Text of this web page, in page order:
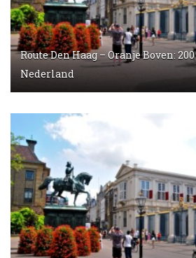
Route Den Haag – Oranje Boven:
Nederland